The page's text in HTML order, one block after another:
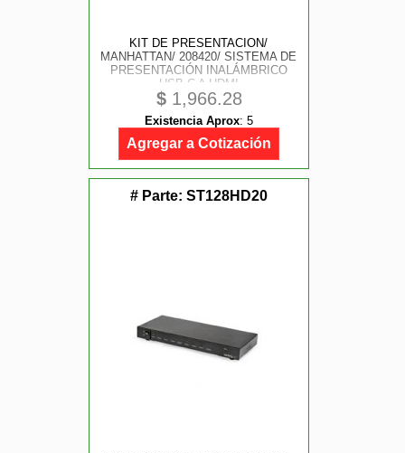
KIT DE PRESENTACION/
MANHATTAN/ 208420/ SISTEMA DE
PRESENTACIÓN INALÁMBRICO
USB-C A HDMI
$1,966.28
Existencia Aprox: 5
Agregar a Cotización
# Parte: ST128HD20